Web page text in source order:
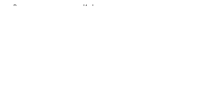
Возврат товара
Информация